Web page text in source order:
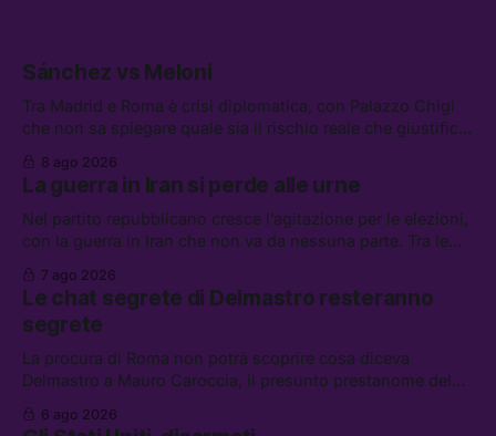
Sánchez vs Meloni
Tra Madrid e Roma è crisi diplomatica, con Palazzo Chigi
che non sa spiegare quale sia il rischio reale che giustifica
di difesa tra Arabia Saudita, Pakistan e Turchia, la crisi del
carburante irregolare, e un altro caso di IA ribelle
8 ago 2026
La guerra in Iran si perde alle urne
Nel partito repubblicano cresce l’agitazione per le elezioni,
con la guerra in Iran che non va da nessuna parte. Tra le
lavoro, Schlein prova a mettere in sicurezza la coalizione, e
che cos’è lo “Spiralismo,” la religione degli agenti IA
7 ago 2026
Le chat segrete di Delmastro resteranno
segrete
La procura di Roma non potrà scoprire cosa diceva
Delmastro a Mauro Caroccia, il presunto prestanome del
attacchi in Libano, il governo chiederà 36 miliardi di
6 ago 2026